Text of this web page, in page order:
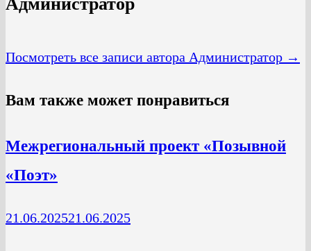
Посмотреть все записи автора Администратор →
Вам также может понравиться
Межрегиональный проект «Позывной
«Поэт»
21.06.202521.06.2025